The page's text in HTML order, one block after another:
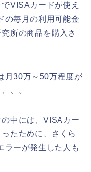
VISAカードが使え
の毎月の利用可能金
所の商品を購入さ
月30万～50万程度が
、。
中には、VISAカー
たために、さくら
ラーが発生した人も